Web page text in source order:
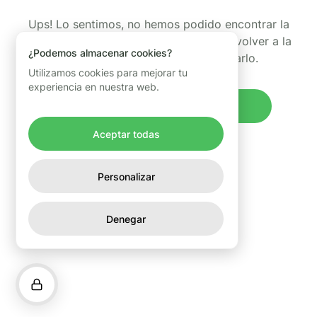
Ups! Lo sentimos, no hemos podido encontrar la
página que estabas buscando. Puedes volver a la
página de inicio y volver a intentarlo.
¿Podemos almacenar cookies?
Utilizamos cookies para mejorar tu
experiencia en nuestra web.
Aceptar todas
Personalizar
Denegar